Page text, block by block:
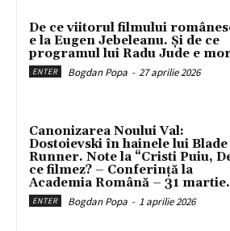
De ce viitorul filmului
e la Eugen Jebeleanu. Și de ce
programul lui Radu Jude e
ENTER Bogdan Popa - 27 aprilie 2026
Canonizarea Noului Val:
Dostoievski în hainele lui Blade
Runner. Note la “Cristi Puiu,
ce filmez? – Conferință la
Academia Română – 31
ENTER Bogdan Popa - 1 aprilie 2026